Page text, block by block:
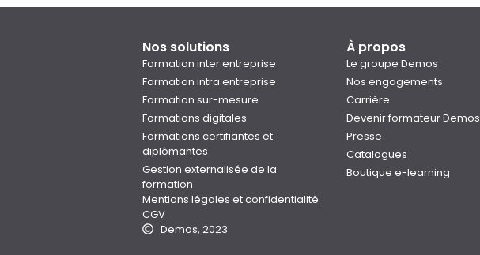
Nos solutions
Formation inter entreprise
Formation intra entreprise
Formation sur-mesure
Formations digitales
Formations certifiantes et
diplômantes
Gestion externalisée de la
formation
Mentions légales et confidentialité
CGV
Demos, 2023
À propos
Le groupe Demos
Nos engagements
Carrière
Devenir formateur Demos
Presse
Catalogues
Boutique e-learning